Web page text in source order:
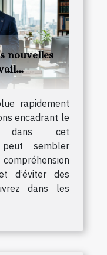
nouvelles
rapidement
encadrant le
dans cet
peut sembler
d’éviter des
dans les